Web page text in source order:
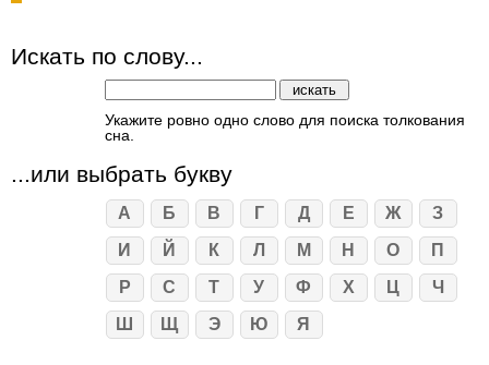
Искать по слову...
Укажите ровно одно слово для поиска толкования
сна.
...или выбрать букву
А Б В Г Д Е Ж
З
И
Й К Л М Н О
П
Р
С Т У Ф Х Ц
Ч
Ш
Щ Э Ю Я